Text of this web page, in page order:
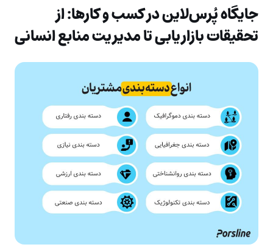
جایگاه پُرس‌لاین در کسب و کارها: از
تحقیقات بازاریابی تا مدیریت منابع انسانی